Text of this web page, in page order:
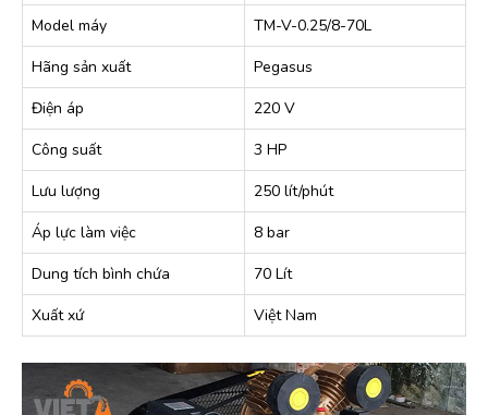
Model máy
TM-V-0.25/8-70L
Hãng sản xuất
Pegasus
Điện áp
220 V
Công suất
3 HP
Lưu lượng
250 lít/phút
Áp lực làm việc
8 bar
Dung tích bình chứa
70 Lít
Xuất xứ
Việt Nam